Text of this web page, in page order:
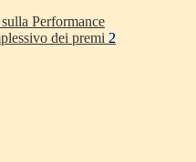
Performance
dei premi 2